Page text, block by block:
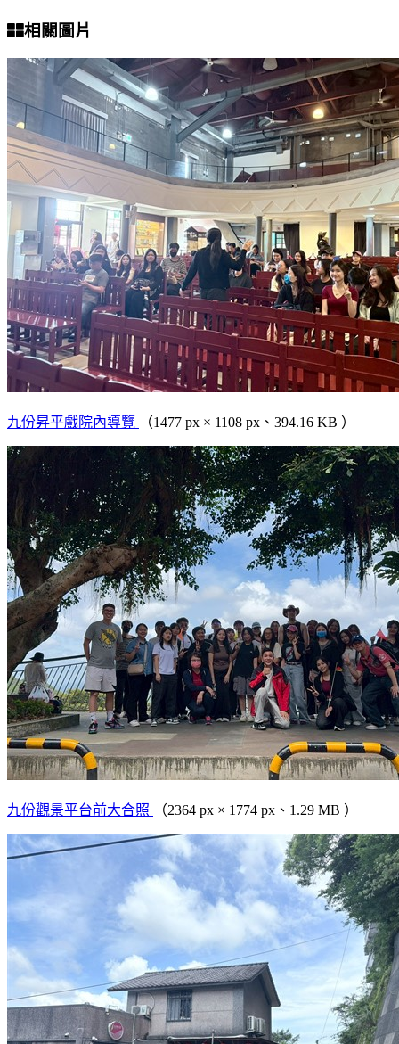
相關圖片
九份昇平戲院內導覽 （1477 px × 1108 px、394.16 KB ）
九份觀景平台前大合照 （2364 px × 1774 px、1.29 MB ）